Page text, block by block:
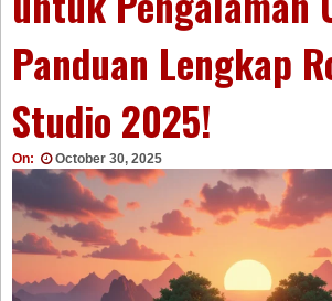
Panduan Lengkap
Studio 2025!
On: October 30, 2025